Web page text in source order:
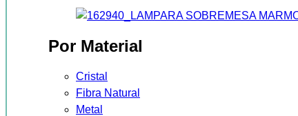
Por Material
Cristal
Fibra Natural
Metal